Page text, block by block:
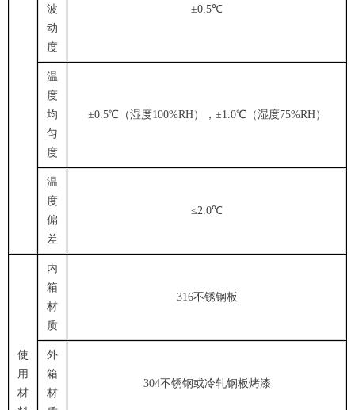
波
动
度
±0.5℃
温
度
均
匀
度
±0.5℃（湿度100%RH），±1.0℃（湿度75%RH）
温
度
偏
差
≤2.0℃
使
用
材
内
箱
材
质
316不锈钢板
外
箱
材
304不锈钢或冷轧钢板烤漆